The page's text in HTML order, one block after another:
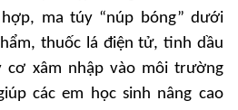
ma túy “núp bóng” dưới
thuốc lá điện tử, tinh dầu
cơ xâm nhập vào môi trường
các em học sinh nâng cao